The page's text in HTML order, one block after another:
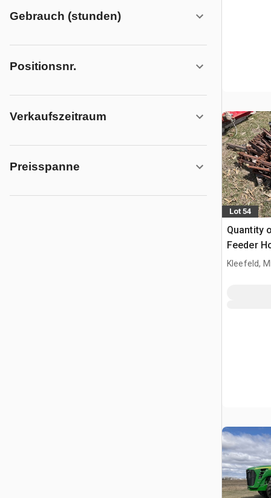
Gebrauch (stunden)
Positionsnr.
Verkaufszeitraum
Preisspanne
Lot 54
Quantity
Feeder
Kleefeld,